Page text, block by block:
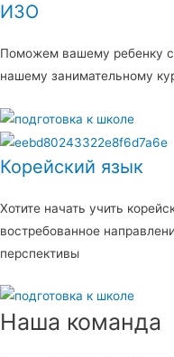
ИЗО
Поможем вашему ребенку
нашему занимательному
Корейский язык
Хотите начать учить
востребованное
перспективы
Наша команда